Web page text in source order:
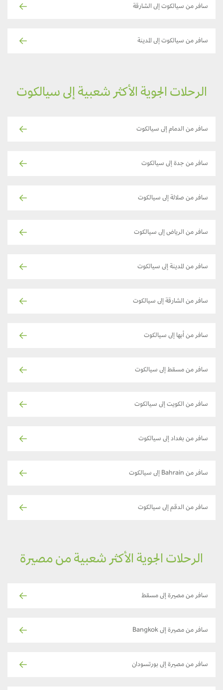
سافر من سيالكوت إلى الشارقة
سافر من سيالكوت إلى المدينة
الرحلات الجوية الأكثر شعبية إلى سيالكوت
سافر من الدمام إلى سيالكوت
سافر من جدة إلى سيالكوت
سافر من صلالة إلى سيالكوت
سافر من الرياض إلى سيالكوت
سافر من المدينة إلى سيالكوت
سافر من الشارقة إلى سيالكوت
سافر من أبها إلى سيالكوت
سافر من مسقط إلى سيالكوت
سافر من الكويت إلى سيالكوت
سافر من بغداد إلى سيالكوت
سافر من Bahrain إلى سيالكوت
سافر من الدقم إلى سيالكوت
الرحلات الجوية الأكثر شعبية من مصيرة
سافر من مصيرة إلى مسقط
سافر من مصيرة إلى Bangkok
سافر من مصيرة إلى بورتسودان